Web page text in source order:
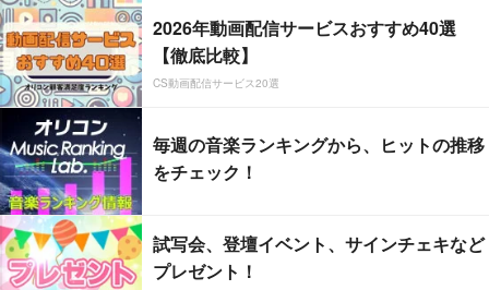
2026年動画配信サービスおすすめ40選
【徹底比較】
CS動画配信サービス20選
毎週の音楽ランキングから、ヒットの推移
をチェック！
試写会、登壇イベント、サインチェキなど
プレゼント！